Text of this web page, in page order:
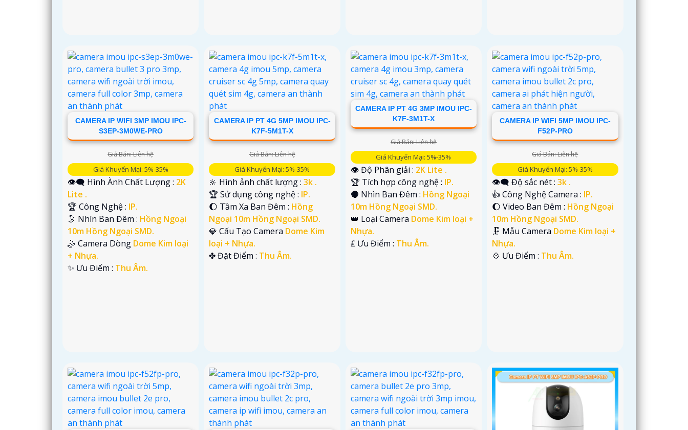
CAMERA IP WIFI 3MP IMOU IPC-
S3EP-3M0WE-PRO
Giá Bán: Liên hệ
Giá Khuyến Mại: 5%-35%
👁️‍🗨 Hình Ành Chất Lượng : 2K
Lite .
🏆 Công Nghệ : IP.
🌛 Nhìn Ban Đêm : Hồng Ngoại
10m Hồng Ngoại SMD.
🤹 Camera Dòng Dome Kim loại
+ Nhựa.
️✨ Ưu Điểm : Thu Âm.
CAMERA IP PT 4G 5MP IMOU IPC-
K7F-5M1T-X
Giá Bán: Liên hệ
Giá Khuyến Mại: 5%-35%
🔆 Hình ảnh chất lượng :3k .
🏆 Sử dụng công nghệ : IP.
🌔 Tầm Xa Ban Đêm : Hồng
Ngoại 10m Hồng Ngoại SMD.
💎 Cấu Tạo Camera Dome Kim
loại + Nhựa.
️✤ Đặt Điểm : Thu Âm.
CAMERA IP PT 4G 3MP IMOU IPC-
K7F-3M1T-X
Giá Bán: Liên hệ
Giá Khuyến Mại: 5%-35%
👁 Độ Phân giải : 2K Lite .
🏆 Tích hợp công nghệ : IP.
🔴 Nhìn Ban Đêm : Hồng Ngoại
10m Hồng Ngoại SMD.
👑 Loại Camera Dome Kim loại +
Nhựa.
️₤ Ưu Điểm : Thu Âm.
CAMERA IP WIFI 5MP IMOU IPC-
F52P-PRO
Giá Bán: Liên hệ
Giá Khuyến Mại: 5%-35%
👁️‍🗨 Độ sắc nét :3k .
👍 Công Nghệ Camera : IP.
🌔 Video Ban Đêm : Hồng Ngoại
10m Hồng Ngoại SMD.
🗜️ Mẫu Camera Dome Kim loại +
Nhựa.
️💠 Ưu Điểm : Thu Âm.